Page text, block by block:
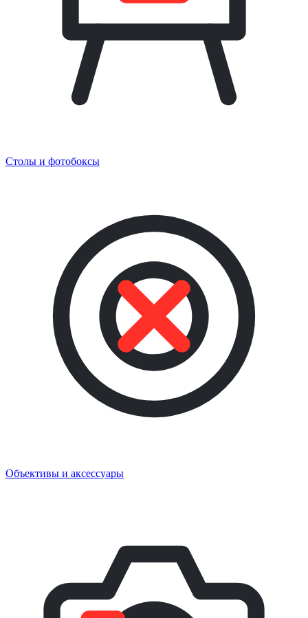
Столы и фотобоксы
Объективы и аксессуары